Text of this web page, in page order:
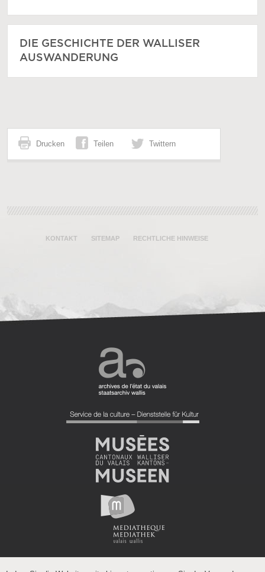
DIE GESCHICHTE DER WALLISER
AUSWANDERUNG
Drucken Teilen Twittern
KONTAKT SITEMAP RECHTLICHE HINWEISE